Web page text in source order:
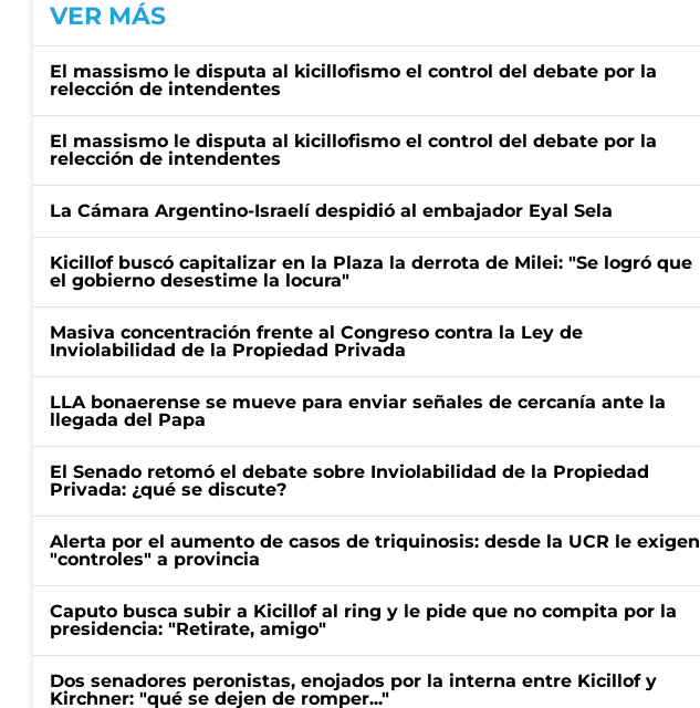
VER MÁS
El massismo le disputa al kicillofismo el control del debate por la
relección de intendentes
El massismo le disputa al kicillofismo el control del debate por la
relección de intendentes
La Cámara Argentino-Israelí despidió al embajador Eyal Sela
Kicillof buscó capitalizar en la Plaza la derrota de Milei: "Se logró que
el gobierno desestime la locura"
Masiva concentración frente al Congreso contra la Ley de
Inviolabilidad de la Propiedad Privada
LLA bonaerense se mueve para enviar señales de cercanía ante la
llegada del Papa
El Senado retomó el debate sobre Inviolabilidad de la Propiedad
Privada: ¿qué se discute?
Alerta por el aumento de casos de triquinosis: desde la UCR le exigen
"controles" a provincia
Caputo busca subir a Kicillof al ring y le pide que no compita por la
presidencia: "Retirate, amigo"
Dos senadores peronistas, enojados por la interna entre Kicillof y
Kirchner: "qué se dejen de romper..."